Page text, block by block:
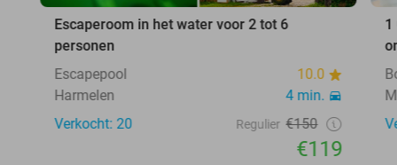
Escaperoom in het water voor 2 tot 6
personen
Escapepool
10.0
Harmelen
4 min.
Verkocht: 20
Regulier €150
€119
1